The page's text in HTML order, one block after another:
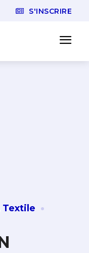
S'INSCRIRE
Textile ·